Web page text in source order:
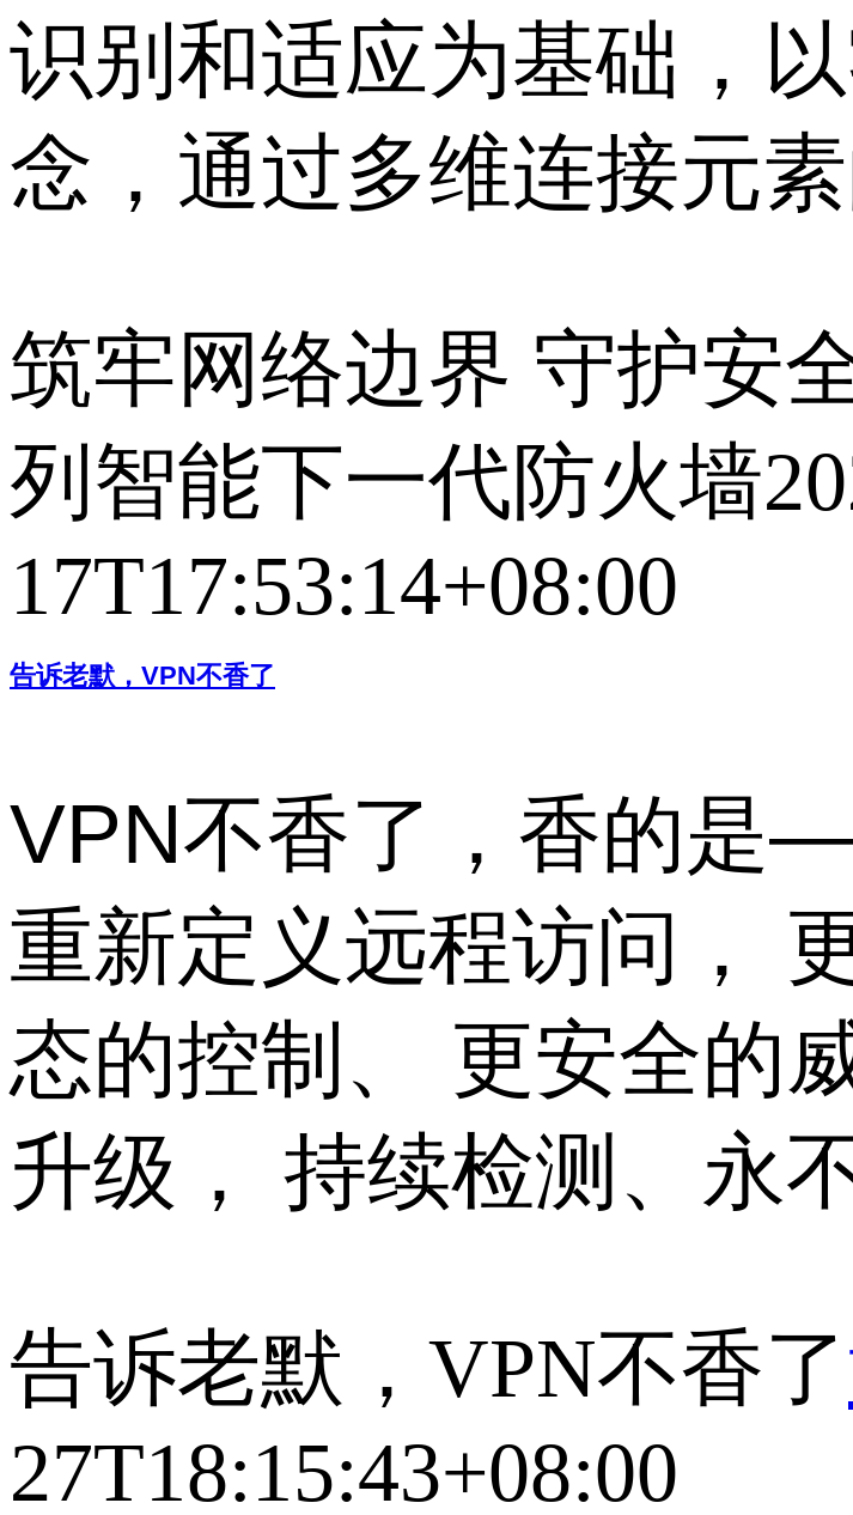
识别和适应为基础，
念，通过多维连接元
筑牢网络边界 守护安
列智能下一代防火墙
17T17:53:14+08:00
告诉老默，VPN不香了
VPN不香了，香的是
重新定义远程访问，
态的控制、 更安全的
升级， 持续检测、永
告诉老默，VPN不香了
27T18:15:43+08:00